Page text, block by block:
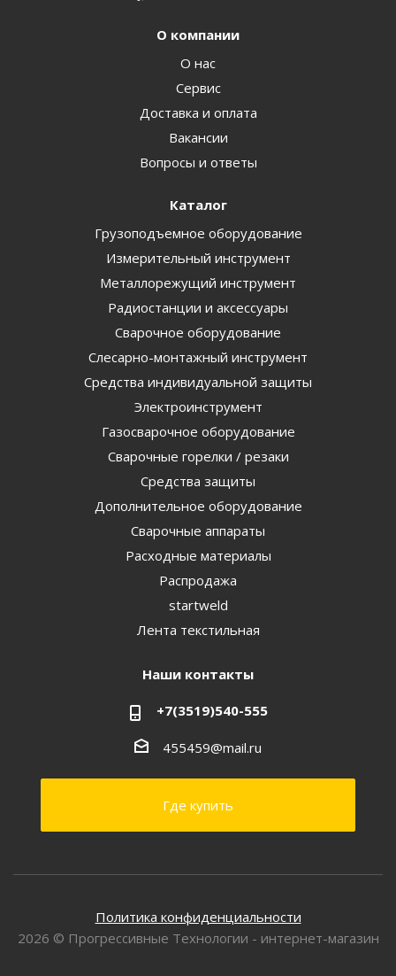
О компании
О нас
Сервис
Доставка и оплата
Вакансии
Вопросы и ответы
Каталог
Грузоподъемное оборудование
Измерительный инструмент
Металлорежущий инструмент
Радиостанции и аксессуары
Сварочное оборудование
Слесарно-монтажный инструмент
Средства индивидуальной защиты
Электроинструмент
Газосварочное оборудование
Сварочные горелки / резаки
Средства защиты
Дополнительное оборудование
Сварочные аппараты
Расходные материалы
Распродажа
startweld
Лента текстильная
Наши контакты
+7(3519)540-555
455459@mail.ru
Где купить
Политика конфиденциальности
2026 © Прогрессивные Технологии - интернет-магазин